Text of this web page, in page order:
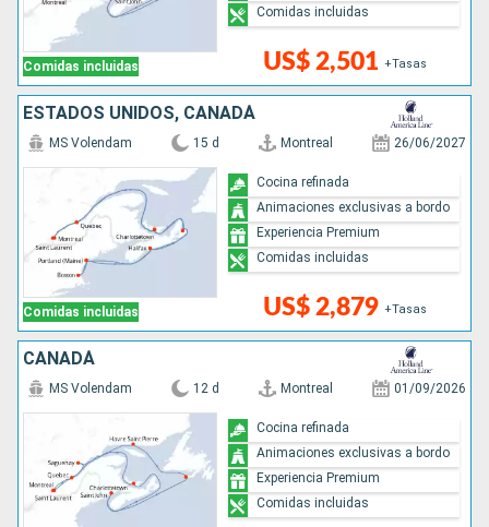
Comidas incluidas US$ 2,501 +Tasas
Comidas incluidas
ESTADOS UNIDOS, CANADÁ
Comidas incluidas
MS Volendam 15 d Montreal 26/06/2027
US$ 2,879 +Tasas
Cocina refinada
Animaciones exclusivas a bordo
Experiencia Premium
Comidas incluidas
CANADÁ
MS Volendam 12 d Montreal 01/09/2026
Cocina refinada
Animaciones exclusivas a bordo
Experiencia Premium
Comidas incluidas